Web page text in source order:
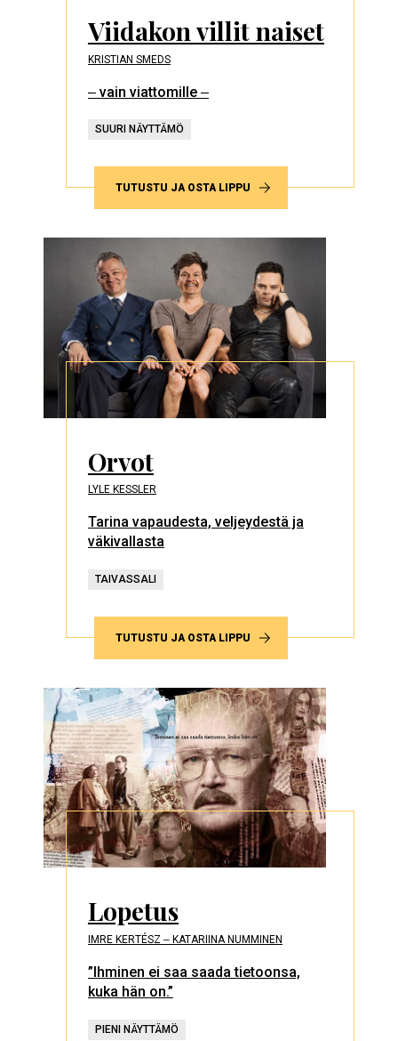
Viidakon villit naiset
KRISTIAN SMEDS
‒ vain viattomille ‒
SUURI NÄYTTÄMÖ
TUTUSTU JA OSTA LIPPU
Orvot
LYLE KESSLER
Tarina vapaudesta, veljeydestä ja
väkivallasta
TAIVASSALI
TUTUSTU JA OSTA LIPPU
Lopetus
IMRE KERTÉSZ ‒ KATARIINA NUMMINEN
”Ihminen ei saa saada tietoonsa,
kuka hän on.”
PIENI NÄYTTÄMÖ